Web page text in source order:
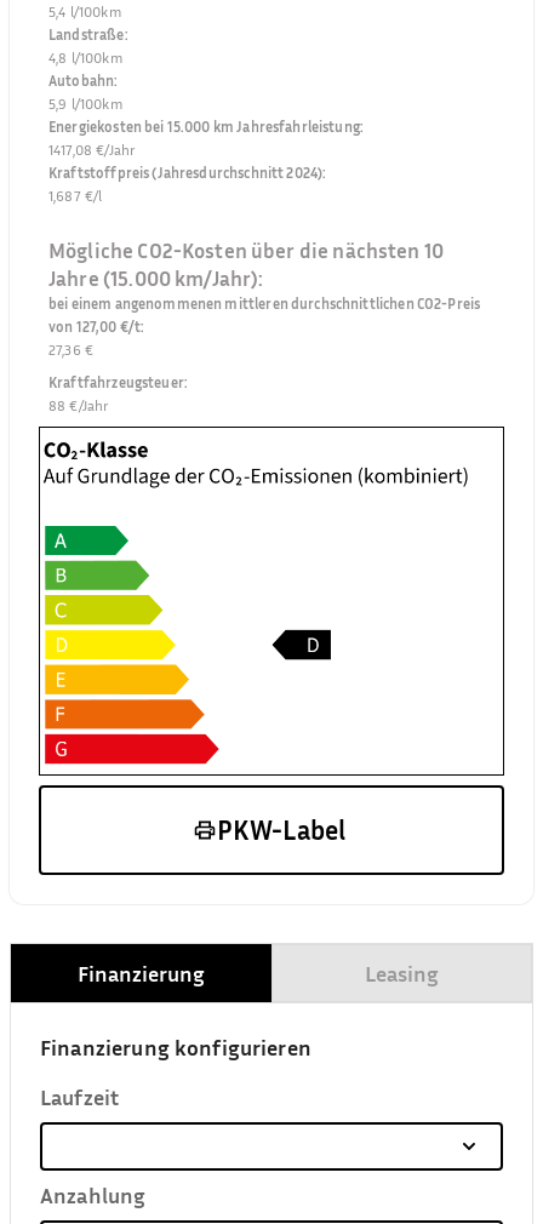
5,4 l/100km
Landstraße:
4,8 l/100km
Autobahn:
5,9 l/100km
Energiekosten bei 15.000 km Jahresfahrleistung:
1417,08 €/Jahr
Kraftstoffpreis (Jahresdurchschnitt 2024):
1,687 €/l
Mögliche CO2-Kosten über die nächsten 10
Jahre (15.000 km/Jahr):
bei einem angenommenen mittleren durchschnittlichen CO2-Preis
von 127,00 €/t:
27,36 €
Kraftfahrzeugsteuer:
88 €/Jahr
PKW-Label
Finanzierung Leasing
Finanzierung konfigurieren
Laufzeit
Anzahlung